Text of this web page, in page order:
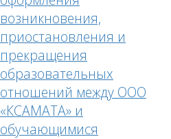
возникновения,
приостановления и
прекращения
образовательных
отношений между ООО
«КСАМАТА» и
обучающимися